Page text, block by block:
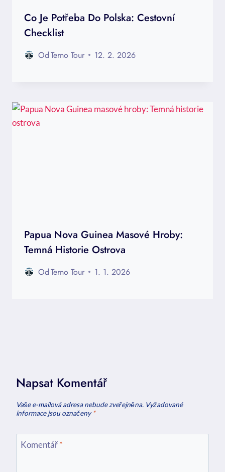
Co Je Potřeba Do Polska: Cestovní
Checklist
OdTerno Tour 12. 2. 2026
Papua Nova Guinea Masové Hroby:
Temná Historie Ostrova
OdTerno Tour 1. 1. 2026
Napsat Komentář
Vaše e-mailová adresa nebude zveřejněna. Vyžadované
informace jsou označeny*
Komentář*